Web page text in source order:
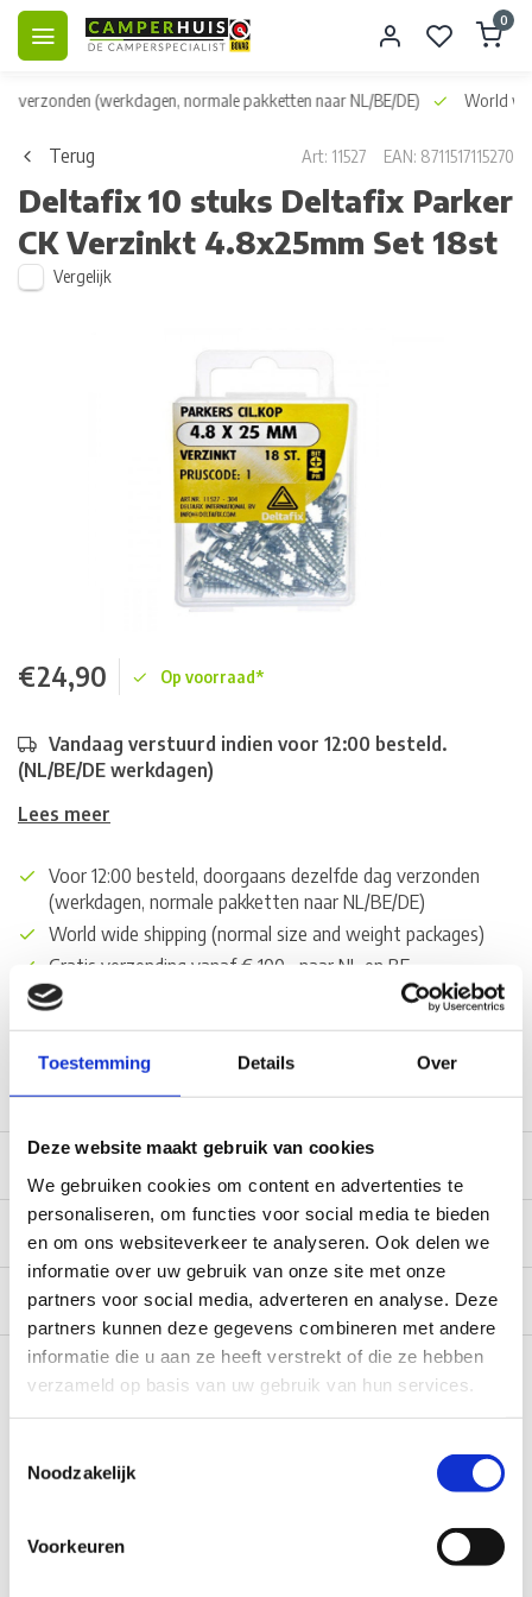
Toestemming Details Over
Deze website maakt gebruik van cookies
We gebruiken cookies om content en advertenties te
personaliseren, om functies voor social media te bieden
en om ons websiteverkeer te analyseren. Ook delen we
informatie over uw gebruik van onze site met onze
partners voor social media, adverteren en analyse. Deze
partners kunnen deze gegevens combineren met andere
informatie die u aan ze heeft verstrekt of die ze hebben
verzameld op basis van uw gebruik van hun services.
Noodzakelijk
Voorkeuren
0
verzonden (werkdagen, normale pakketten naar NL/BE/DE) World
Terug Art: 11527 EAN: 8711517115270
Deltafix10 stuks Deltafix Parker
CK Verzinkt 4.8x25mm Set 18st
Vergelijk
€24,90 Op voorraad*
Vandaag verstuurd indien voor 12:00 besteld.
(NL/BE/DE werkdagen)
Lees meer
Voor 12:00 besteld, doorgaans dezelfde dag verzonden
(werkdagen, normale pakketten naar NL/BE/DE)
World wide shipping (normal size and weight packages)
Gratis verzending vanaf € 100,- naar NL en BE
*Zeer grote magazijnvoorraad direct beschikbaar voor
verzending. Een deel van de artikelen op voorraad in de
winkel, mail ons voor de beschikbaarheid in de winkel:
service@camperhuis.nl
Specificaties
Reviews 0/10
Recent bekeken